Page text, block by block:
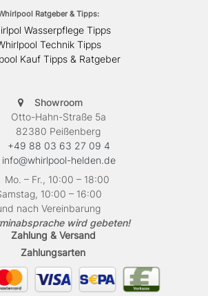
Ratgeber & Tipps:
Wasserpflege Tipps
Technik Tipps
Kauf Tipps & Ratgeber
Showroom
Hahn-Straße 5a
82380 Peißenberg
+49 88 03 63 27 09 4
info@whirlpool-helden.de
Mo. – Fr., 10:00 – 18:00
10:00 – 16:00
nach Vereinbarung
wird gebeten!
Zahlung & Versand
Zahlungsarten